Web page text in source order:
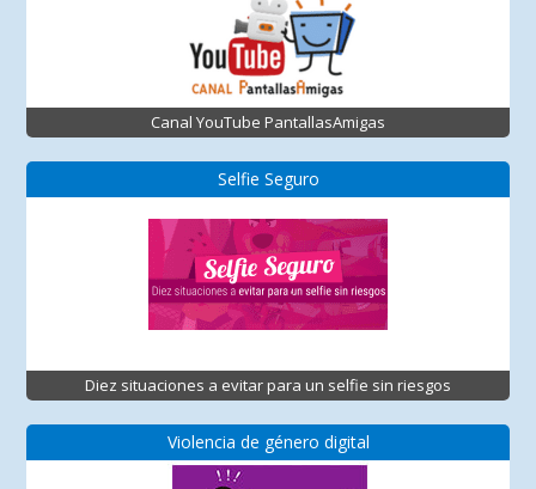
Canal YouTube PantallasAmigas
Selfie Seguro
Diez situaciones a evitar para un selfie sin riesgos
Violencia de género digital